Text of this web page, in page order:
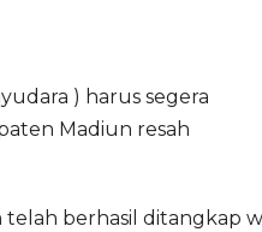
) harus segera
Madiun resah
telah berhasil ditangkap